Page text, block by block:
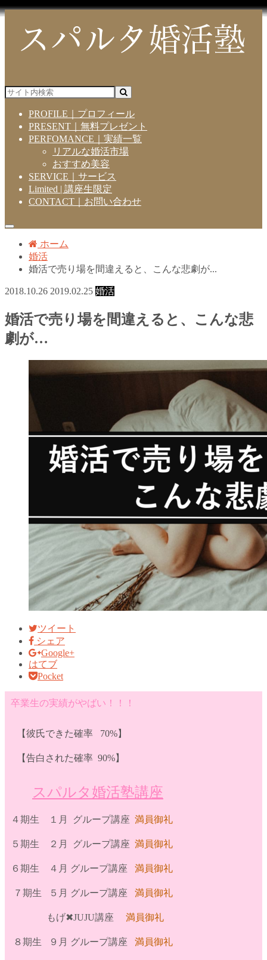
PROFILE｜プロフィール
PRESENT｜無料プレゼント
PERFOMANCE｜実績一覧
リアルな婚活市場
おすすめ美容
SERVICE｜サービス
Limited | 講座生限定
CONTACT｜お問い合わせ
ホーム
婚活
婚活で売り場を間違えると、こんな悲劇が...
2018.10.26 2019.02.25 婚活
婚活で売り場を間違えると、こんな悲
劇が…
ツイート
シェア
Google+
はてブ
Pocket
卒業生の実績がやばい！！！
【彼氏できた確率 70%】
【告白された確率 90%】
スパルタ婚活塾講座
４期生 １月 グループ講座 満員御礼
５期生 ２月 グループ講座 満員御礼
６期生 ４月 グループ講座 満員御礼
７期生 ５月 グループ講座 満員御礼
もげ✖︎JUJU講座 満員御礼
８期生 ９月 グループ講座 満員御礼